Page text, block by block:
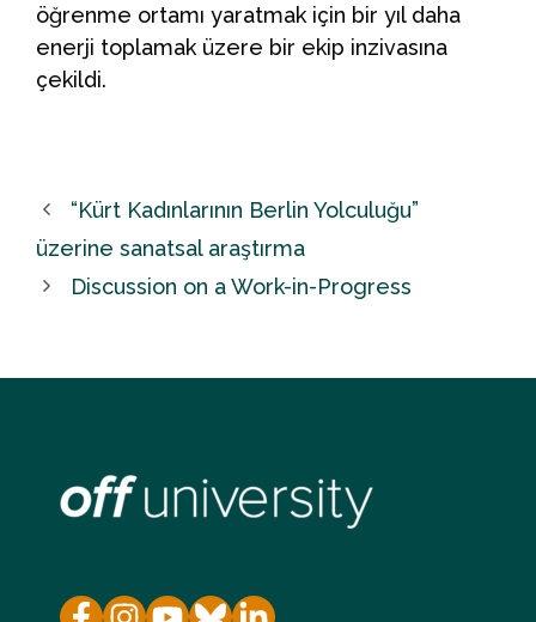
öğrenme ortamı yaratmak için bir yıl daha
enerji toplamak üzere bir ekip inzivasına
çekildi.
“Kürt Kadınlarının Berlin Yolculuğu”
üzerine sanatsal araştırma
Discussion on a Work-in-Progress